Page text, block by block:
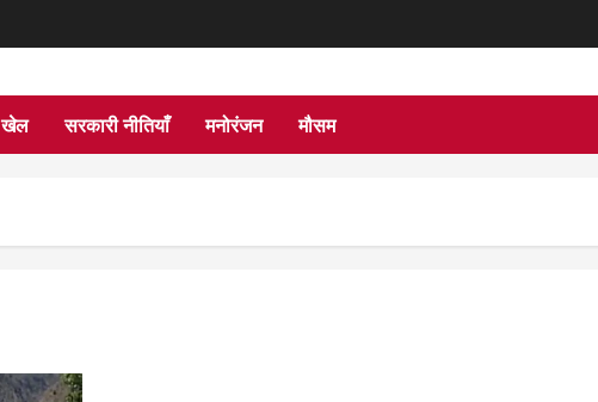
खेल सरकारी नीतियाँ मनोरंजन मौसम